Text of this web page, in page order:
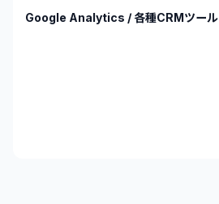
Google Analytics / 各種CRMツール